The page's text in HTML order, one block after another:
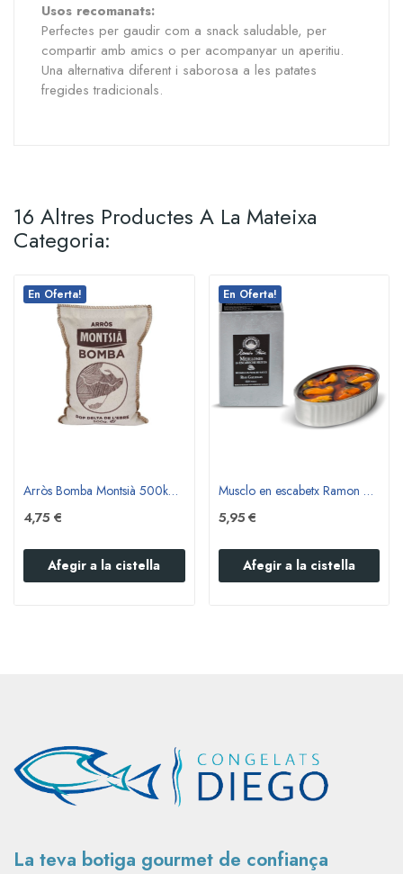
Usos recomanats:
Perfectes per gaudir com a snack saludable, per
compartir amb amics o per acompanyar un aperitiu.
Una alternativa diferent i saborosa a les patates
fregides tradicionals.
16 Altres Productes A La Mateixa
Categoria:
En Oferta!
Arròs Bomba Montsià 500kg - Envàs de tela
4,75 €
Afegir a la cistella
En Oferta!
Musclo en escabetx Ramon Peña 12/16 pcs.
5,95 €
Afegir a la cistella
La teva botiga gourmet de confiança